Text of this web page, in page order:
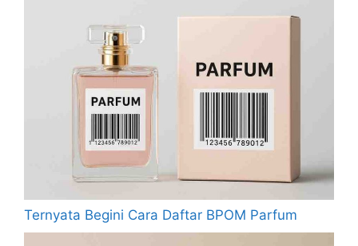
Ternyata Begini Cara Daftar BPOM Parfum